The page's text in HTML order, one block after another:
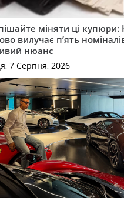
міняти ці купюри:
вилучає п’ять
нюанс
7 Серпня, 2026